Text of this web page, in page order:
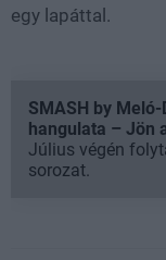
egy lapáttal.
SMASH by
hangulata – Jön
Július végén
sorozat.